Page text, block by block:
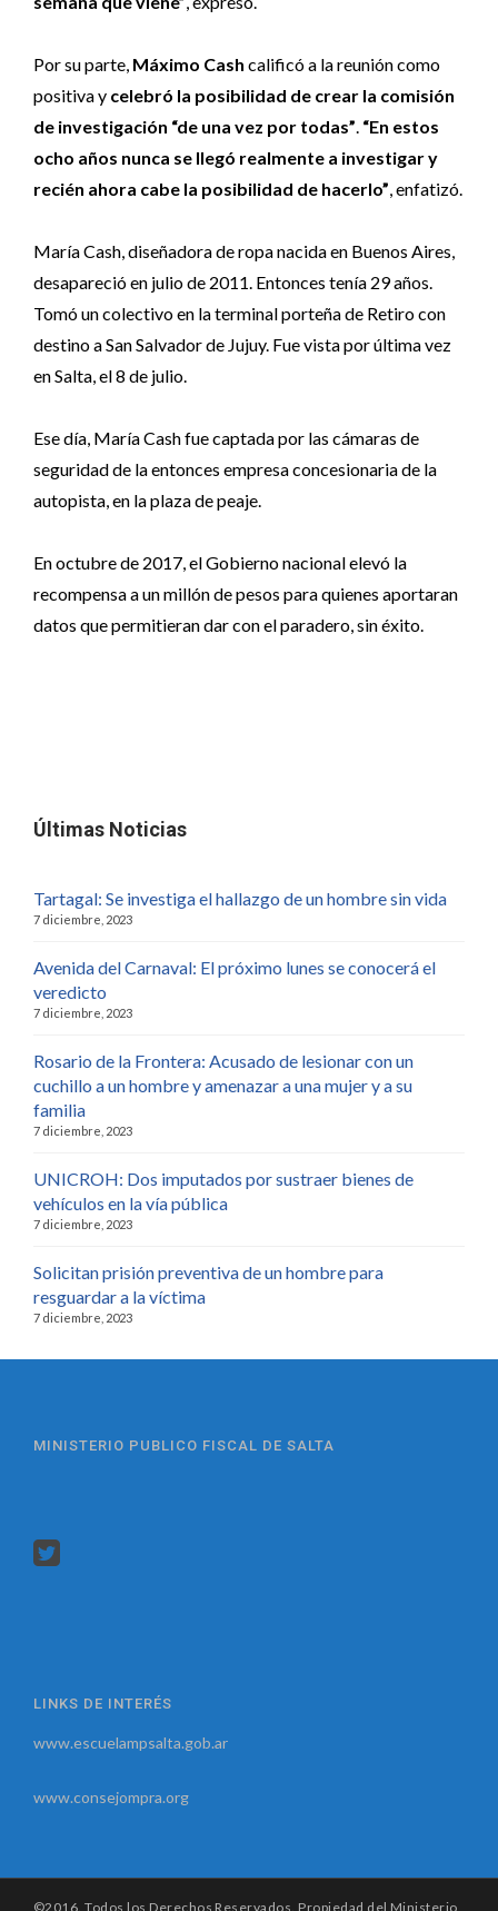
Por su parte, Máximo Cash calificó a la reunión como
positiva y celebró la posibilidad de crear la comisión
de investigación “de una vez por todas”. “En estos
ocho años nunca se llegó realmente a investigar y
recién ahora cabe la posibilidad de hacerlo”, enfatizó.
María Cash, diseñadora de ropa nacida en Buenos Aires,
desapareció en julio de 2011. Entonces tenía 29 años.
Tomó un colectivo en la terminal porteña de Retiro con
destino a San Salvador de Jujuy. Fue vista por última vez
en Salta, el 8 de julio.
Ese día, María Cash fue captada por las cámaras de
seguridad de la entonces empresa concesionaria de la
autopista, en la plaza de peaje.
En octubre de 2017, el Gobierno nacional elevó la
recompensa a un millón de pesos para quienes aportaran
datos que permitieran dar con el paradero, sin éxito.
Últimas Noticias
Tartagal: Se investiga el hallazgo de un hombre sin vida
7 diciembre, 2023
Avenida del Carnaval: El próximo lunes se conocerá el
veredicto
7 diciembre, 2023
Rosario de la Frontera: Acusado de lesionar con un
cuchillo a un hombre y amenazar a una mujer y a su
familia
7 diciembre, 2023
UNICROH: Dos imputados por sustraer bienes de
vehículos en la vía pública
7 diciembre, 2023
Solicitan prisión preventiva de un hombre para
resguardar a la víctima
7 diciembre, 2023
MINISTERIO PUBLICO FISCAL DE SALTA
LINKS DE INTERÉS
www.escuelampsalta.gob.ar
www.consejompra.org
©2016. Todos los Derechos Reservados. Propiedad del Ministerio